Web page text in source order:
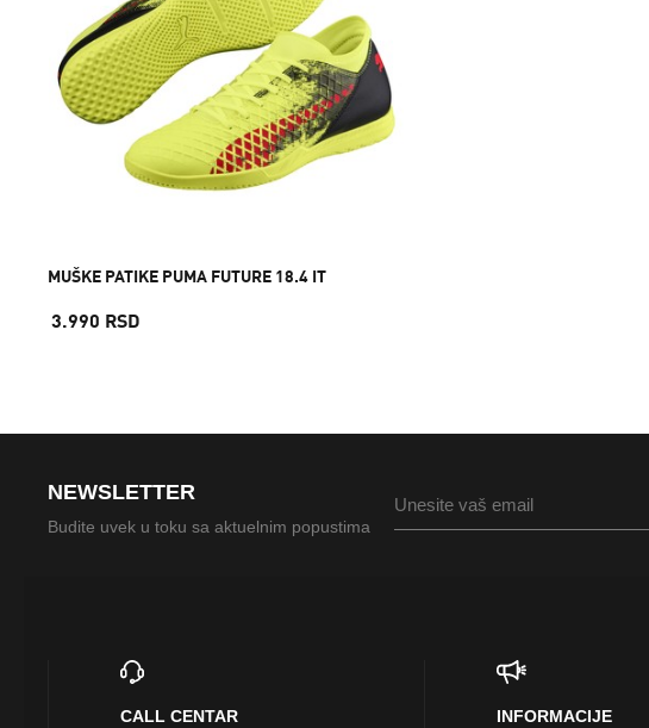
MUŠKE PATIKE PUMA FUTURE 18.4 IT
3.990 RSD
NEWSLETTER
Budite uvek u toku sa aktuelnim popustima
CALL CENTAR INFORMACIJE